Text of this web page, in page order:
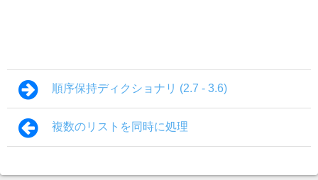
順序保持ディクショナリ (2.7 - 3.6)
複数のリストを同時に処理